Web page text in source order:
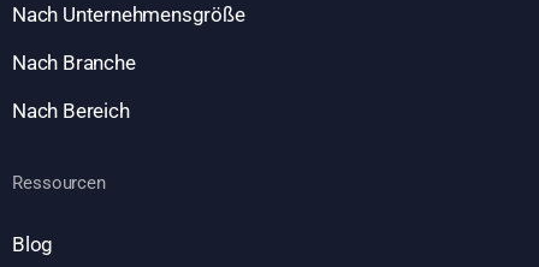
Nach Unternehmensgröße
Nach Branche
Nach Bereich
Ressourcen
Blog